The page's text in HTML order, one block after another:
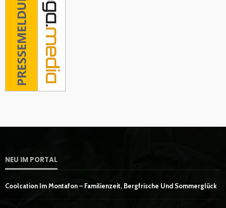
NEU IM PORTAL
Coolcation Im Montafon – Familienzeit, Bergfrische Und Sommerglück